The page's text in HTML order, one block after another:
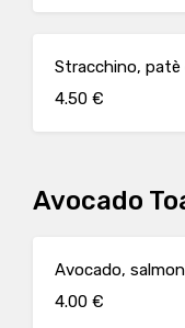
Stracchino, patè
4.50 €
Avocado
Avocado,
4.00 €